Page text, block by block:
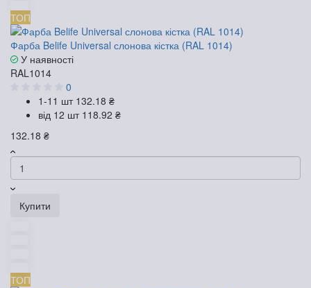
ТОП
Фарба Belife Universal слонова кістка (RAL 1014)
У наявності
RAL1014
0
1-11 шт 132.18 ₴
від 12 шт 118.92 ₴
132.18 ₴
Купити
ТОП